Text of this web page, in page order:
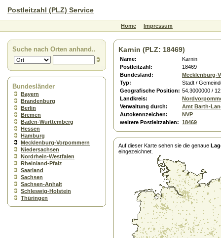
Postleitzahl (PLZ) Service
Home Impressum
Suche nach Orten anhand..
Bundesländer
Bayern
Brandenburg
Berlin
Bremen
Baden-Württemberg
Hessen
Hamburg
Mecklenburg-Vorpommern
Niedersachsen
Nordrhein-Westfalen
Rheinland-Pfalz
Saarland
Sachsen
Sachsen-Anhalt
Schleswig-Holstein
Thüringen
Karnin (PLZ: 18469)
Name:
Karnin
Postleitzahl:
18469
Bundesland:
Mecklenburg-
Typ:
Stadt /
Geografische Position: 54.3000000 /
Landkreis:
Verwaltung durch:
Amt Barth-
Autokennzeichen:
NVP
weitere Postleitzahlen: 18469
Auf dieser Karte sehen sie die genaue
eingezeichnet.